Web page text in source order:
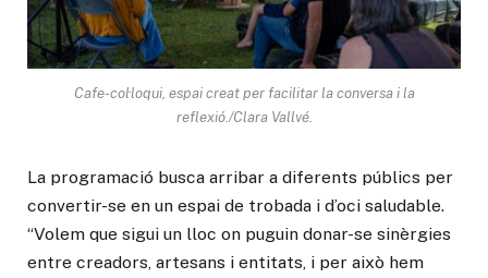
Cafe-col·loqui, espai creat per facilitar la conversa i la
reflexió./Clara Vallvé.
La programació busca arribar a diferents públics per
convertir-se en un espai de trobada i d’oci saludable.
“Volem que sigui un lloc on puguin donar-se sinèrgies
entre creadors, artesans i entitats, i per això hem